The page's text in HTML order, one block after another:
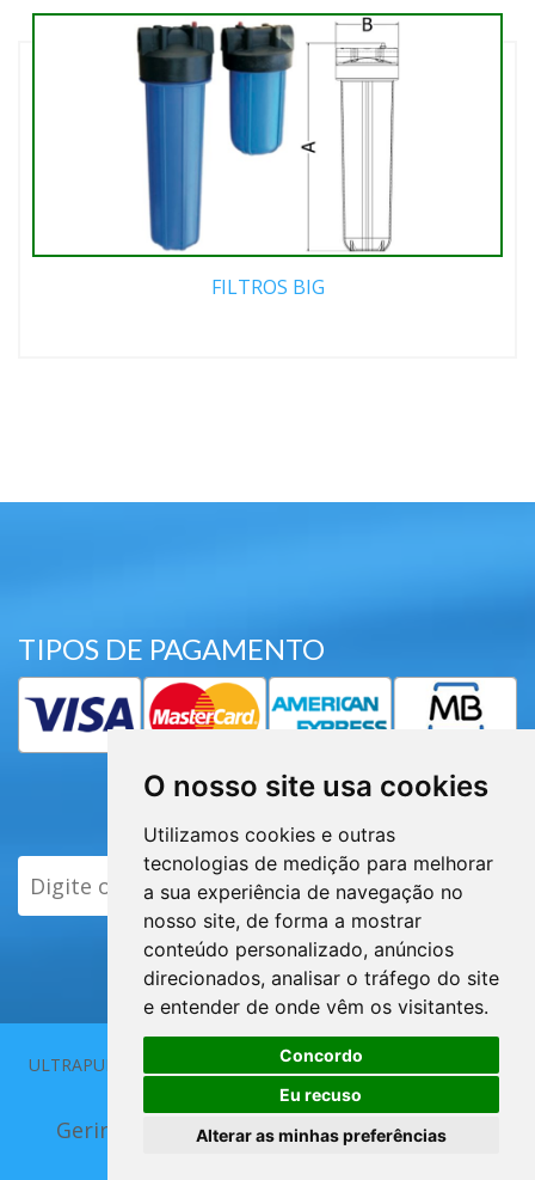
O nosso site usa cookies
Utilizamos cookies e outras
tecnologias de medição para melhorar
a sua experiência de navegação no
nosso site, de forma a mostrar
conteúdo personalizado, anúncios
direcionados, analisar o tráfego do site
e entender de onde vêm os visitantes.
Concordo
Eu recuso
Alterar as minhas preferências
FILTROS BIG
TIPOS DE PAGAMENTO
Subscrever Newsletter
ENVIAR
ULTRAPUR 2013 - 2026 | Elaborado por
Gerir Cookies |